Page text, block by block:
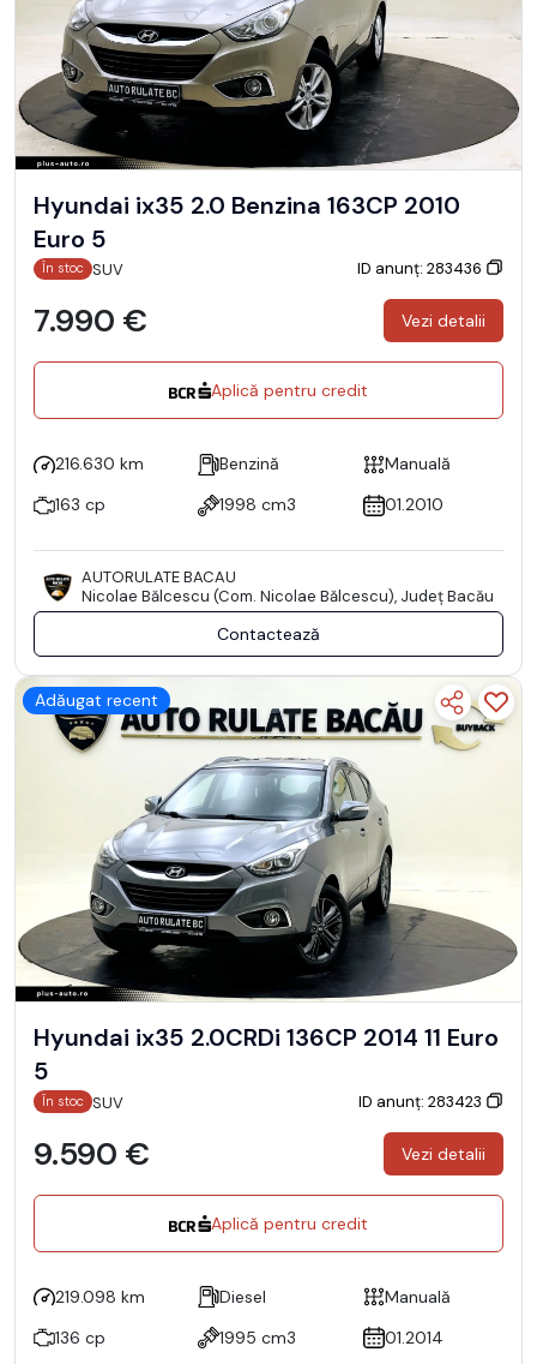
Hyundai ix35 2.0 Benzina 163CP 2010
Euro 5
În stoc SUV ID anunț: 283436
7.990 € Vezi detalii
Aplică pentru credit
216.630 km Benzină
Manuală
163 cp
1998 cm3 01.2010
AUTORULATE BACAU
Nicolae Bălcescu (Com. Nicolae Bălcescu), Județ Bacău
Contactează
Adăugat recent
Hyundai ix35 2.0CRDi 136CP 2014 11 Euro
5
În stoc SUV ID anunț: 283423
9.590 € Vezi detalii
Aplică pentru credit
219.098 km Diesel
Manuală
136 cp
1995 cm3 01.2014